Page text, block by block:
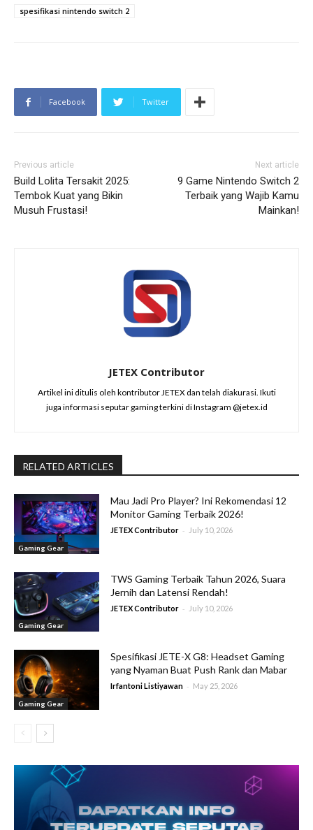
spesifikasi nintendo switch 2
Facebook Twitter
Previous article
Build Lolita Tersakit 2025:
Tembok Kuat yang Bikin
Musuh Frustasi!
Next article
9 Game Nintendo Switch 2
Terbaik yang Wajib Kamu
Mainkan!
JETEX Contributor
Artikel ini ditulis oleh kontributor JETEX dan telah diakurasi. Ikuti
juga informasi seputar gaming terkini di Instagram @jetex.id
RELATED ARTICLES
Gaming Gear
Mau Jadi Pro Player? Ini Rekomendasi 12
Monitor Gaming Terbaik 2026!
JETEX Contributor - July 10, 2026
Gaming Gear
TWS Gaming Terbaik Tahun 2026, Suara
Jernih dan Latensi Rendah!
JETEX Contributor - July 10, 2026
Gaming Gear
Spesifikasi JETE-X G8: Headset Gaming
yang Nyaman Buat Push Rank dan Mabar
Irfantoni Listiyawan - May 25, 2026